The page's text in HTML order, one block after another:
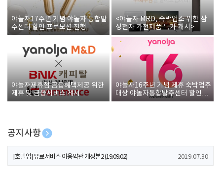
야놀자17주년 기념 야놀자 통합발
주센터 할인 프로모션 진행
<야놀자 MRO, 숙박업소 위한 삼
성전자 가전제품 특가 개시>
야놀자제휴점 금융혜택제공 위한
제휴 및 금융서비스 게시
야놀자16주년 기념 제휴 숙박업주
대상 야놀자통합발주센터 할인쿠
폰 증정
공지사항
[호텔업] 개인정보 처리방침 개정본1 (19.09.02)
[호텔업] 유료서비스 이용약관 개정본2 (19.09.02) 2019.07.30